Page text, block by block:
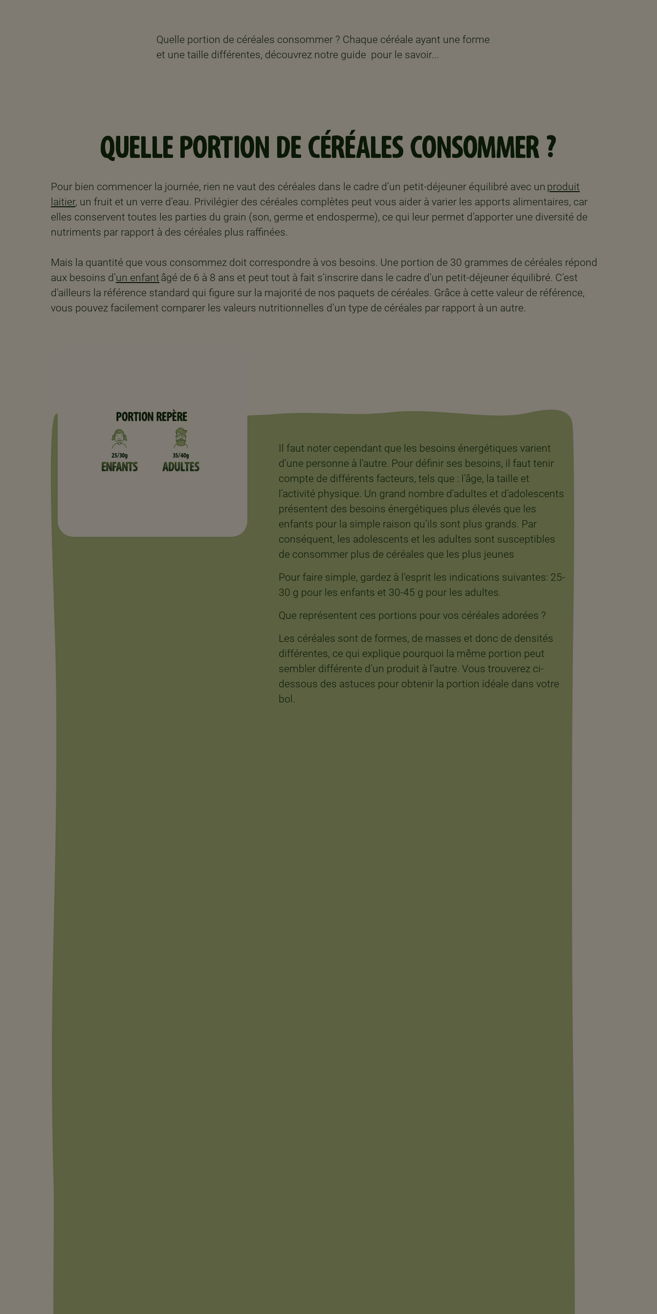
Quelle portion de céréales consommer ? Chaque céréale ayant une forme
et une taille différentes, découvrez notre guide pour le savoir...
QUELLE PORTION DE CÉRÉALES CONSOMMER ?
Pour bien commencer la journée, rien ne vaut des céréales dans le cadre d’un petit-déjeuner équilibré avec un produit
laitier, un fruit et un verre d’eau. Privilégier des céréales complètes peut vous aider à varier les apports alimentaires, car
elles conservent toutes les parties du grain (son, germe et endosperme), ce qui leur permet d’apporter une diversité de
nutriments par rapport à des céréales plus raffinées. ​
Mais la quantité que vous consommez doit correspondre à vos besoins. Une portion de 30 grammes de céréales répond
aux besoins d’un enfant âgé de 6 à 8 ans et peut tout à fait s’inscrire dans le cadre d’un petit-déjeuner équilibré. C’est
d’ailleurs la référence standard qui figure sur la majorité de nos paquets de céréales. Grâce à cette valeur de référence,
vous pouvez facilement comparer les valeurs nutritionnelles d’un type de céréales par rapport à un autre. ​
Il faut noter cependant que les besoins énergétiques varient
d’une personne à l’autre. Pour définir ses besoins, il faut tenir
compte de différents facteurs, tels que : l’âge, la taille et
l’activité physique. Un grand nombre d’adultes et d’adolescents
présentent des besoins énergétiques plus élevés que les
enfants pour la simple raison qu’ils sont plus grands. Par
conséquent, les adolescents et les adultes sont susceptibles
de consommer plus de céréales que les plus jeunes ​
Pour faire simple, gardez à l'esprit les indications suivantes: 25-
30 g pour les enfants et 30-45 g pour les adultes.
Que représentent ces portions pour vos céréales adorées ?
Les céréales sont de formes, de masses et donc de densités
différentes, ce qui explique pourquoi la même portion peut
sembler différente d’un produit à l’autre. Vous trouverez ci-
dessous des astuces pour obtenir la portion idéale dans votre
bol.